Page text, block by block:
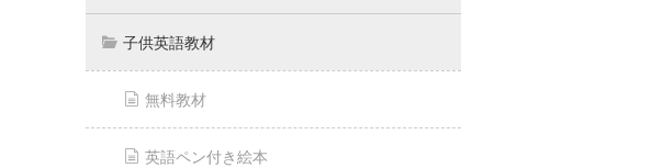
子供英語教材
無料教材
英語ペン付き絵本